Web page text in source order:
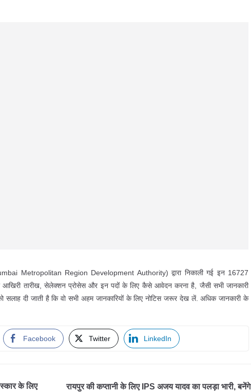
Metropolitan Region Development Authority) द्वारा निकाली गई इन 16727
आखिरी तारीख, सेलेक्शन प्रोसेस और इन पदों के लिए कैसे आवेदन करना है, जैसी सभी जानकारी
सलाह दी जाती है कि वो सभी अहम जानकारियों के लिए नोटिस जरूर देख लें. अधिक जानकारी के
Facebook Twitter LinkedIn
के लिए
रायपुर की कप्तानी के लिए IPS अजय यादव का पलड़ा भारी, बनेंगे